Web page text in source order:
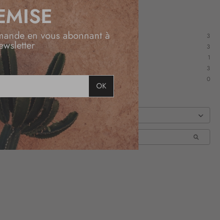
3
3
1
3
0
en vous abonnant à
OK